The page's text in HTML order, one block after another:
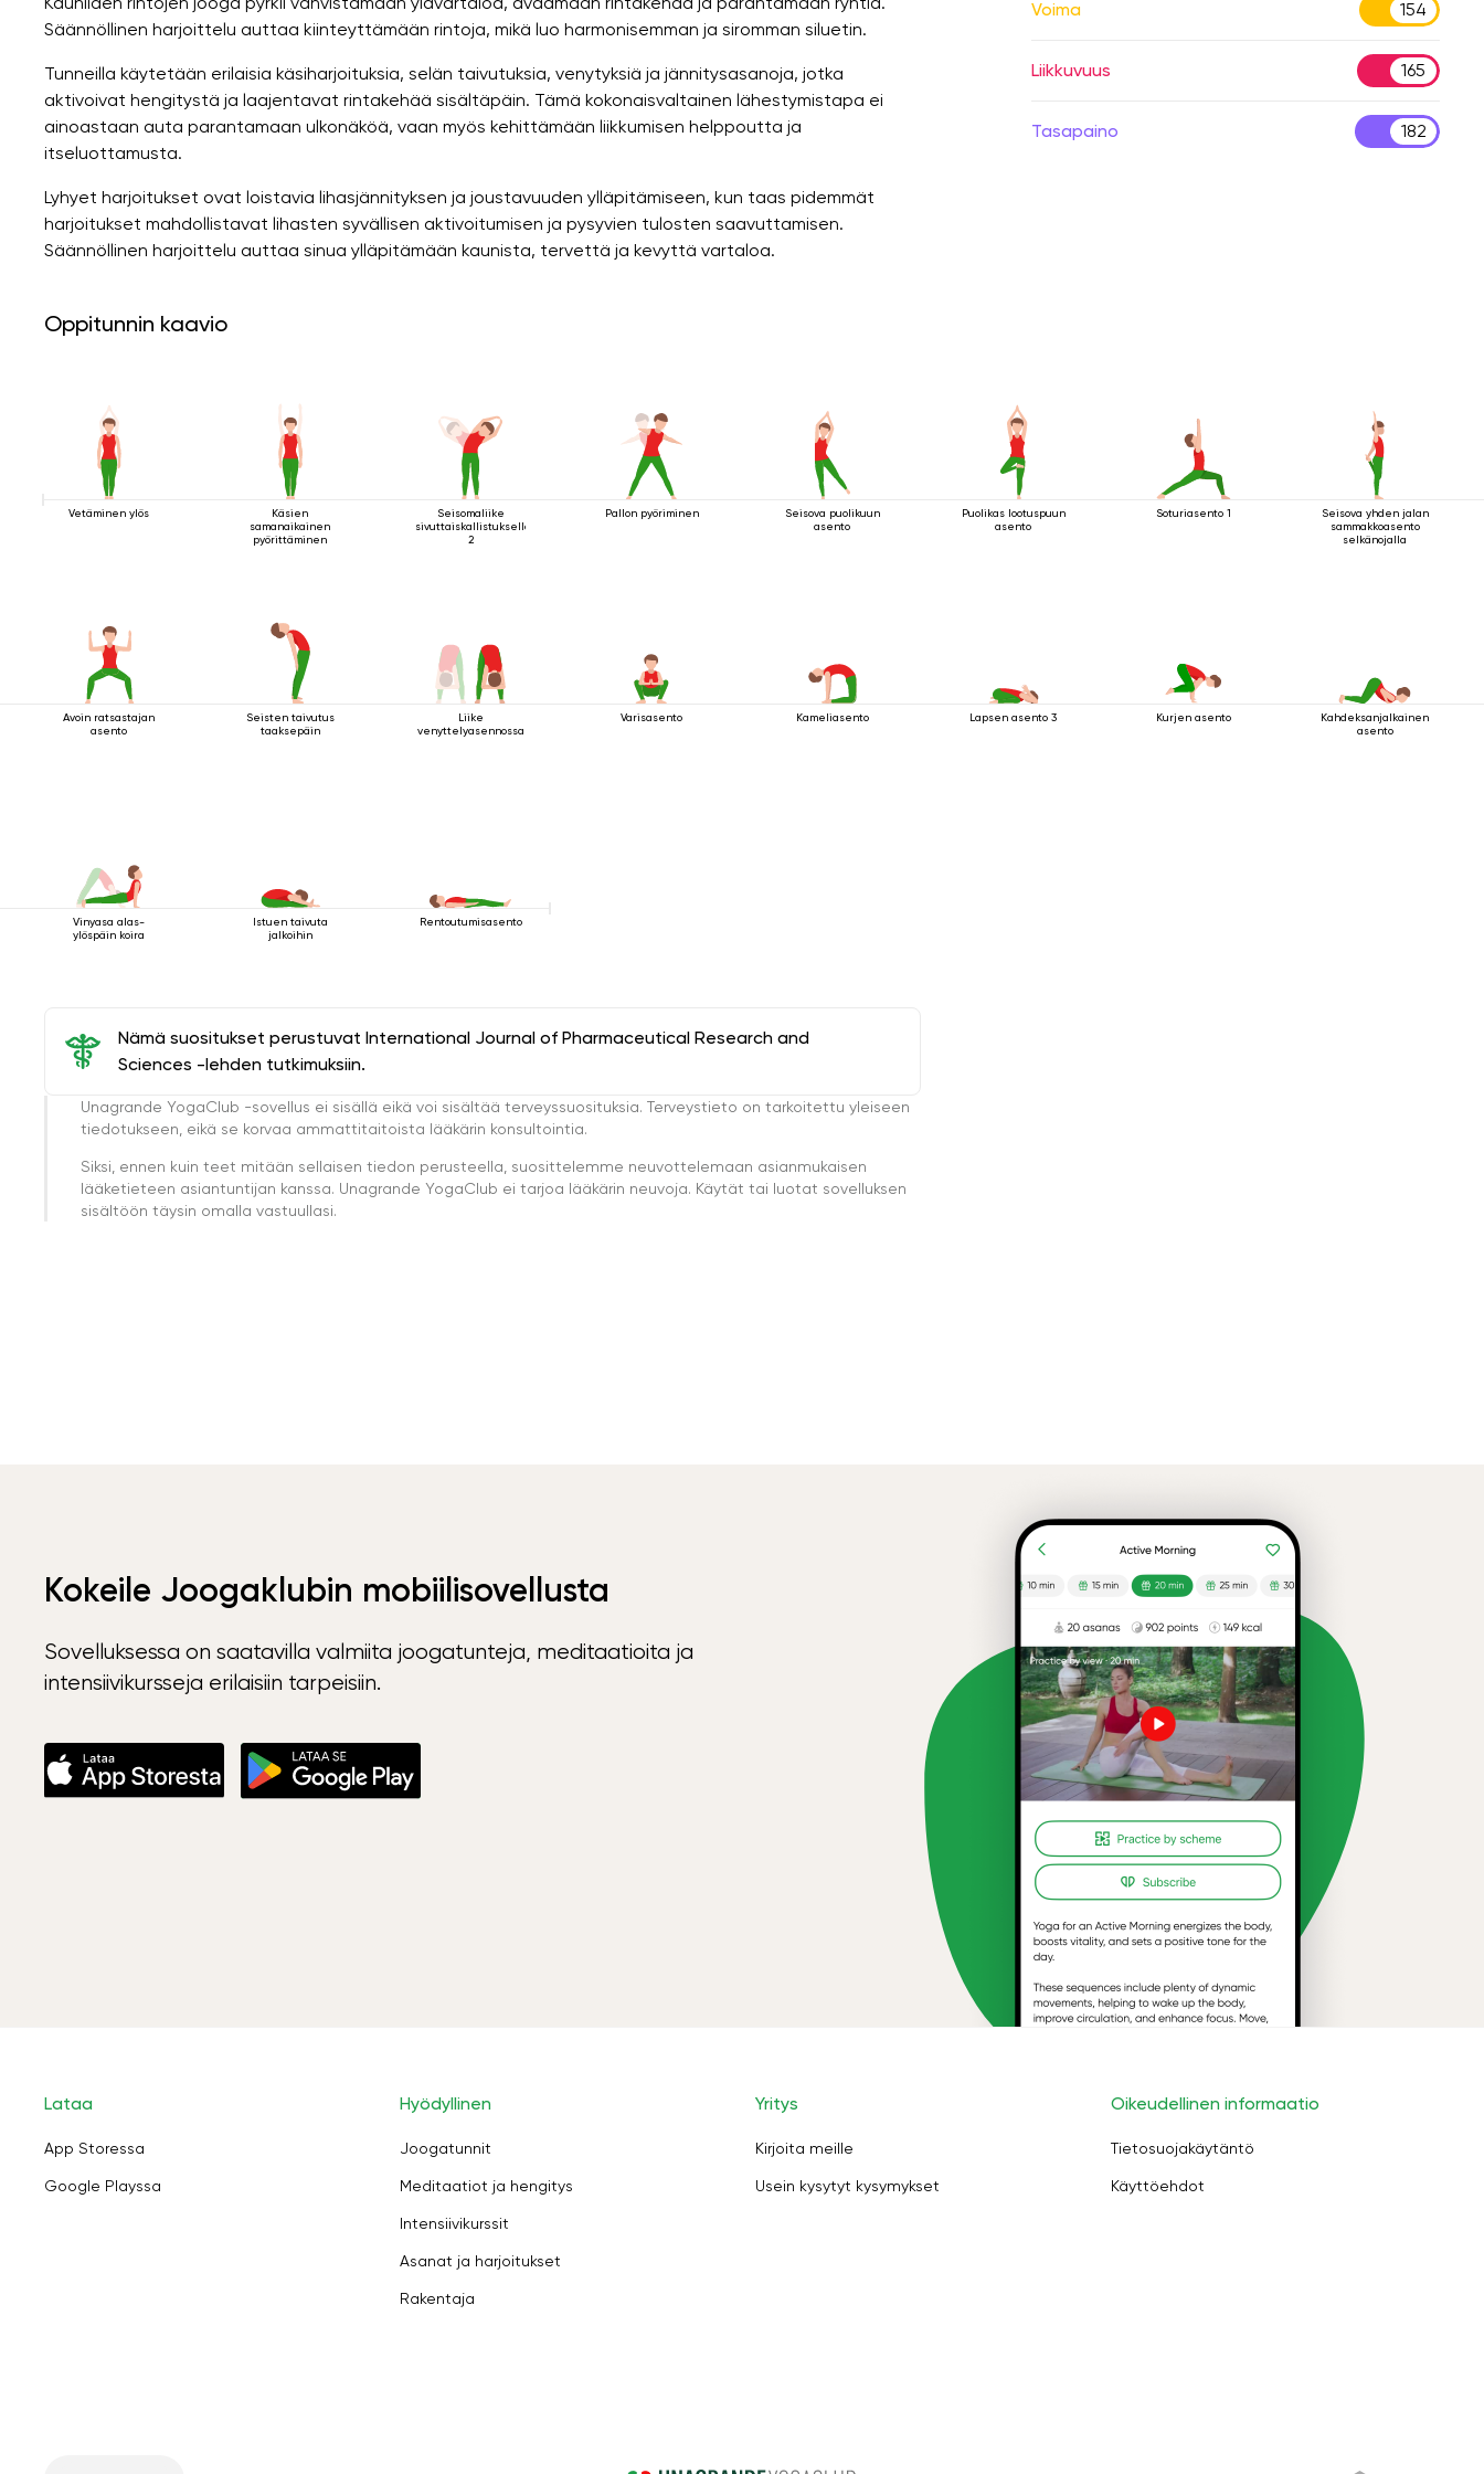
Säännöllinen harjoittelu auttaa kiinteyttämään rintoja, mikä luo harmonisemman ja siromman siluetin.
Tunneilla käytetään erilaisia ​​käsiharjoituksia, selän taivutuksia, venytyksiä ja jännitysasanoja, jotka
aktivoivat hengitystä ja laajentavat rintakehää sisältäpäin. Tämä kokonaisvaltainen lähestymistapa ei
ainoastaan ​​auta parantamaan ulkonäköä, vaan myös kehittämään liikkumisen helppoutta ja
itseluottamusta.
Lyhyet harjoitukset ovat loistavia lihasjännityksen ja joustavuuden ylläpitämiseen, kun taas pidemmät
harjoitukset mahdollistavat lihasten syvällisen aktivoitumisen ja pysyvien tulosten saavuttamisen.
Säännöllinen harjoittelu auttaa sinua ylläpitämään kaunista, tervettä ja kevyttä vartaloa.
Voima 154
Liikkuvuus 165
Tasapaino 182
Oppitunnin kaavio
Vetäminen ylös
Käsien
samanaikainen
pyörittäminen
Seisomaliike
sivuttaiskallistuksella
2
Pallon pyöriminen
Seisova puolikuun
asento
Puolikas lootuspuun
asento
Soturiasento 1
Seisova yhden jalan
sammakkoasento
selkänojalla
Avoin ratsastajan
asento
Seisten taivutus
taaksepäin
Liike
venyttelyasennossa
Varisasento Kameliasento Lapsen asento 3 Kurjen asento
Kahdeksanjalkainen
asento
Vinyasa alas-
ylöspäin koira
Istuen taivuta
jalkoihin
Rentoutumisasento
Nämä suositukset perustuvat International Journal of Pharmaceutical Research and
Sciences -lehden tutkimuksiin.
Unagrande YogaClub -sovellus ei sisällä eikä voi sisältää terveyssuosituksia. Terveystieto on tarkoitettu yleiseen
tiedotukseen, eikä se korvaa ammattitaitoista lääkärin konsultointia.
Siksi, ennen kuin teet mitään sellaisen tiedon perusteella, suosittelemme neuvottelemaan asianmukaisen
lääketieteen asiantuntijan kanssa. Unagrande YogaClub ei tarjoa lääkärin neuvoja. Käytät tai luotat sovelluksen
sisältöön täysin omalla vastuullasi.
Kokeile Joogaklubin mobiilisovellusta
Sovelluksessa on saatavilla valmiita joogatunteja, meditaatioita ja
intensiivikursseja erilaisiin tarpeisiin.
Lataa
App Storessa
Google Playssa
Hyödyllinen
Joogatunnit
Meditaatiot ja hengitys
Intensiivikurssit
Asanat ja harjoitukset
Rakentaja
Yritys
Kirjoita meille
Usein kysytyt kysymykset
Oikeudellinen informaatio
Tietosuojakäytäntö
Käyttöehdot